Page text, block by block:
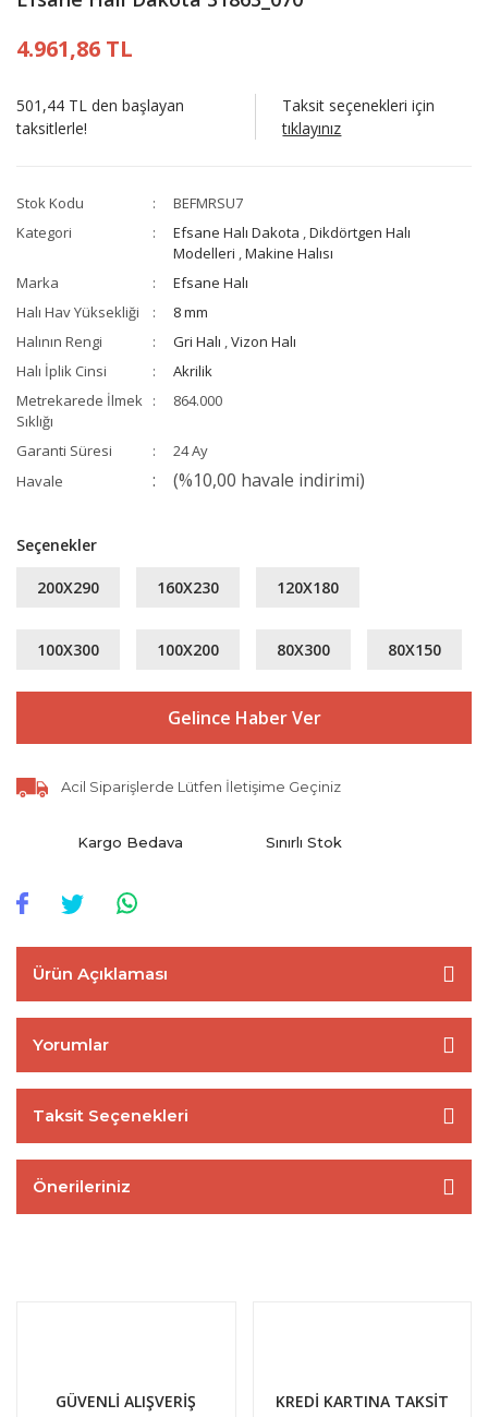
4.961,86 TL
501,44 TL den başlayan
taksitlerle!
Taksit seçenekleri için
tıklayınız
Stok Kodu
BEFMRSU7
Kategori
Efsane Halı Dakota ,Dikdörtgen Halı
Modelleri ,Makine Halısı
Marka
Efsane Halı
Halı Hav Yüksekliği
8 mm
Halının Rengi
Gri Halı ,Vizon Halı
Halı İplik Cinsi
Akrilik
Metrekarede İlmek
Sıklığı
864.000
Garanti Süresi
24 Ay
Havale
(%10,00 havale indirimi)
Seçenekler
200X290 160X230 120X180
100X300 100X200 80X300 80X150
Gelince Haber Ver
Acil Siparişlerde Lütfen İletişime Geçiniz
Kargo Bedava Sınırlı Stok
Ürün Açıklaması
Yorumlar
Taksit Seçenekleri
Önerileriniz
GÜVENLİ ALIŞVERİŞ KREDİ KARTINA TAKSİT